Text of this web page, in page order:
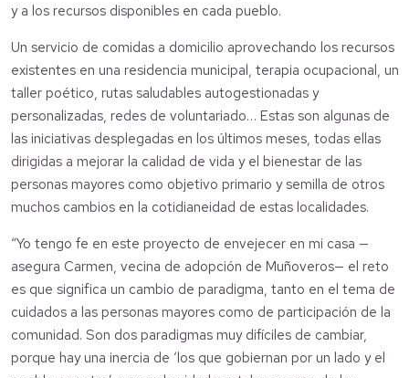
y a los recursos disponibles en cada pueblo.
Un servicio de comidas a domicilio aprovechando los recursos
existentes en una residencia municipal, terapia ocupacional, un
taller poético, rutas saludables autogestionadas y
personalizadas, redes de voluntariado… Estas son algunas de
las iniciativas desplegadas en los últimos meses, todas ellas
dirigidas a mejorar la calidad de vida y el bienestar de las
personas mayores como objetivo primario y semilla de otros
muchos cambios en la cotidianeidad de estas localidades.
“Yo tengo fe en este proyecto de envejecer en mi casa —
asegura Carmen, vecina de adopción de Muñoveros— el reto
es que significa un cambio de paradigma, tanto en el tema de
cuidados a las personas mayores como de participación de la
comunidad. Son dos paradigmas muy difíciles de cambiar,
porque hay una inercia de ‘los que gobiernan por un lado y el